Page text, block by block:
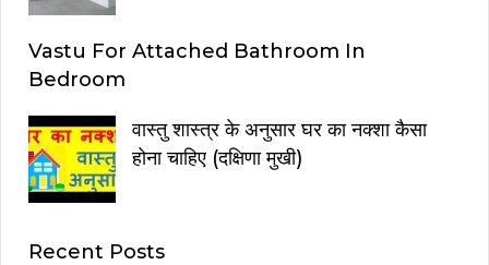
Vastu For Attached Bathroom In
Bedroom
वास्तु शास्त्र के अनुसार घर का नक्शा कैसा
होना चाहिए (दक्षिणा मुखी)
Recent Posts